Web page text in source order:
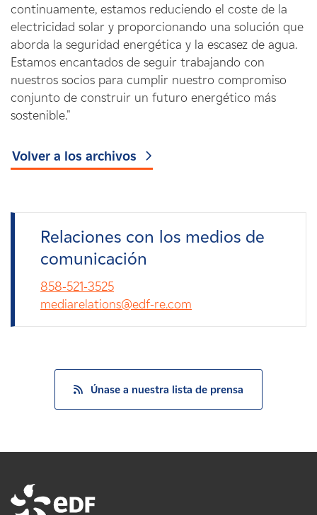
continuamente, estamos reduciendo el coste de la
electricidad solar y proporcionando una solución que
aborda la seguridad energética y la escasez de agua.
Estamos encantados de seguir trabajando con
nuestros socios para cumplir nuestro compromiso
conjunto de construir un futuro energético más
sostenible."
Volver a los archivos
Relaciones con los medios de
comunicación
858-521-3525
mediarelations@edf-re.com
Únase a nuestra lista de prensa